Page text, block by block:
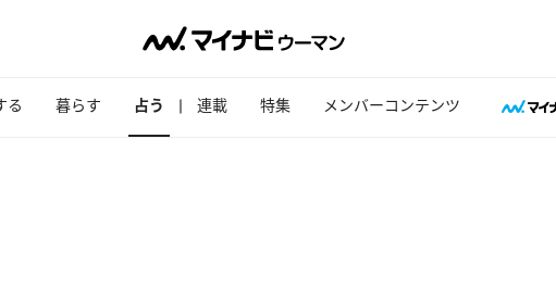
る 暮らす 占う 連載 特集 メンバーコンテンツ